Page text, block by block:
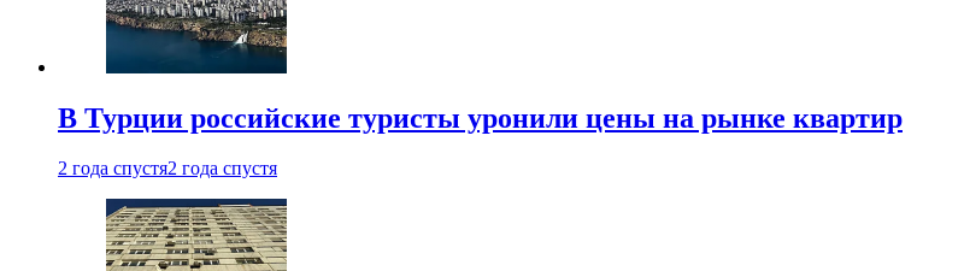
В Турции российские туристы уронили цены на рынке квартир
2 года спустя2 года спустя